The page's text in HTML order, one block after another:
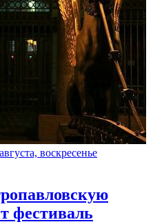
воскресенье
фестиваль